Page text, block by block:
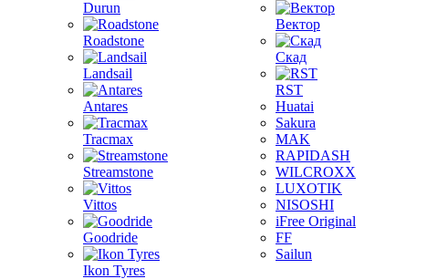
Durun
Roadstone
Landsail
Antares
Tracmax
Streamstone
Vittos
Goodride
Ikon Tyres
Вектор
Скад
RST
Huatai
Sakura
MAK
RAPIDASH
WILCROXX
LUXOTIK
NISOSHI
iFree Original
FF
Sailun